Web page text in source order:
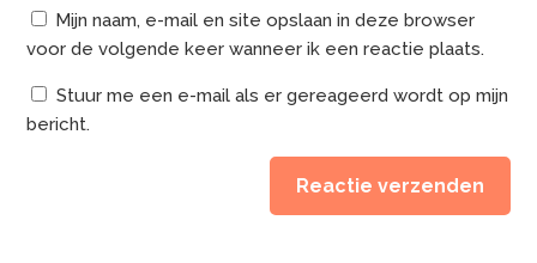
Mijn naam, e-mail en site opslaan in deze browser
voor de volgende keer wanneer ik een reactie plaats.
Stuur me een e-mail als er gereageerd wordt op mijn
bericht.
Reactie verzenden